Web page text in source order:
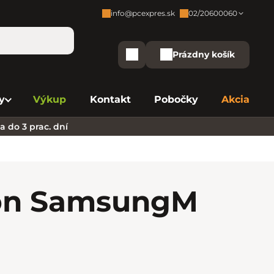
Zákaznícka podpora:
info@pcexpres.sk 02/20600060
Bratislava - Avion 02/20 60 00 61
Bratislava - Aupark
Bratislava - Eurovea 02/20 60 00 75
Nákupný košík
Prázdny košík
Výkup Kontakt Pobočky Akcia
do 3 prac. dní
SamsungM